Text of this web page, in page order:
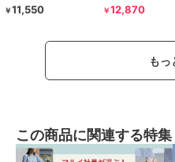
￥11,550 ￥12,870
もっ
この商品に関連する特集